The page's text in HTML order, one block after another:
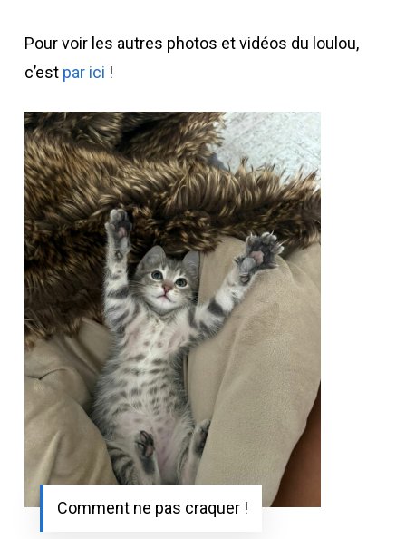
Pour voir les autres photos et vidéos du loulou,
c’est par ici !
Comment ne pas craquer !